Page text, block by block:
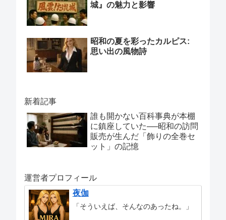
城』の魅力と影響
昭和の夏を彩ったカルピス:
思い出の風物詩
新着記事
誰も開かない百科事典が本棚
に鎮座していた──昭和の訪問
販売が生んだ「飾りの全巻セ
ット」の記憶
運営者プロフィール
夜伽
「そういえば、そんなのあったね。」